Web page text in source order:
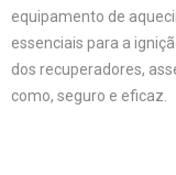
equipamento de
essenciais para a
dos recuperadores,
como, seguro e eficaz.